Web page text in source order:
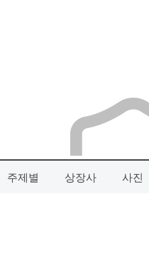
주제별 상장사 사진